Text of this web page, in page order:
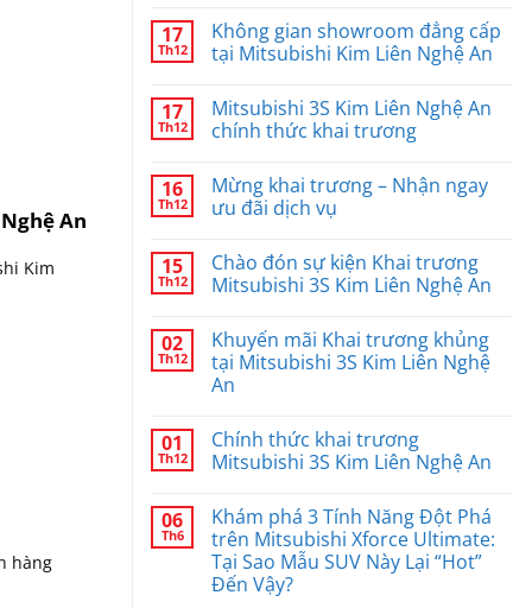
An
Kim
hàng
Kim
Liên
Nghệ
Liên
Nghệ
An
quy
mô
3S
cầu
bình
luận
ở
đãi
bảo
dưỡng
3S
Kim
Liên
17
Th12
Không gian showroom đẳng cấp
tại Mitsubishi Kim Liên Nghệ An
bình
luận
ở
showroom
đẳng
cấp
Kim
Liên
Nghệ
17
Th12
Mitsubishi 3S Kim Liên Nghệ An
chính thức khai trương
bình
luận
ở
Kim
Liên
Nghệ
thức
khai
trương
16
Th12
Mừng khai trương – Nhận ngay
ưu đãi dịch vụ
bình
luận
ở
trương
–
Nhận
ngay
dịch
vụ
15
Th12
Chào đón sự kiện Khai trương
Mitsubishi 3S Kim Liên Nghệ An
bình
luận
ở
Chào
kiện
Khai
trương
Kim
Liên
Nghệ
An
02
Th12
Khuyến mãi Khai trương khủng
tại Mitsubishi 3S Kim Liên Nghệ
An
bình
luận
ở
Khai
trương
khủng
tại
Mitsubishi
3S
01
Th12
Chính thức khai trương
Mitsubishi 3S Kim Liên Nghệ An
bình
luận
ở
Chính
thức
khai
06
Th6
Khám phá 3 Tính Năng Đột Phá
trên Mitsubishi Xforce Ultimate:
Tại Sao Mẫu SUV Này Lại “Hot”
Đến Vậy?